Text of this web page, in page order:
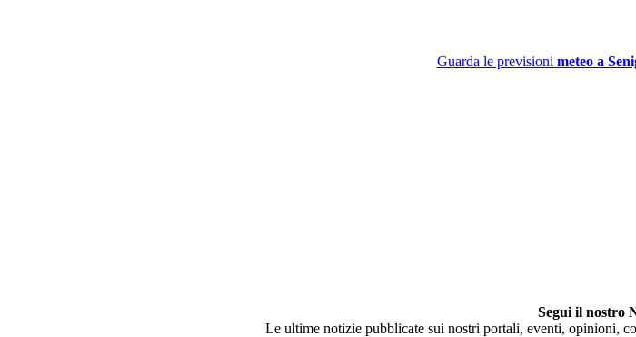
Guarda le previsioni meteo a
Segui il nostro
Le ultime notizie pubblicate sui nostri portali, eventi, opinioni,